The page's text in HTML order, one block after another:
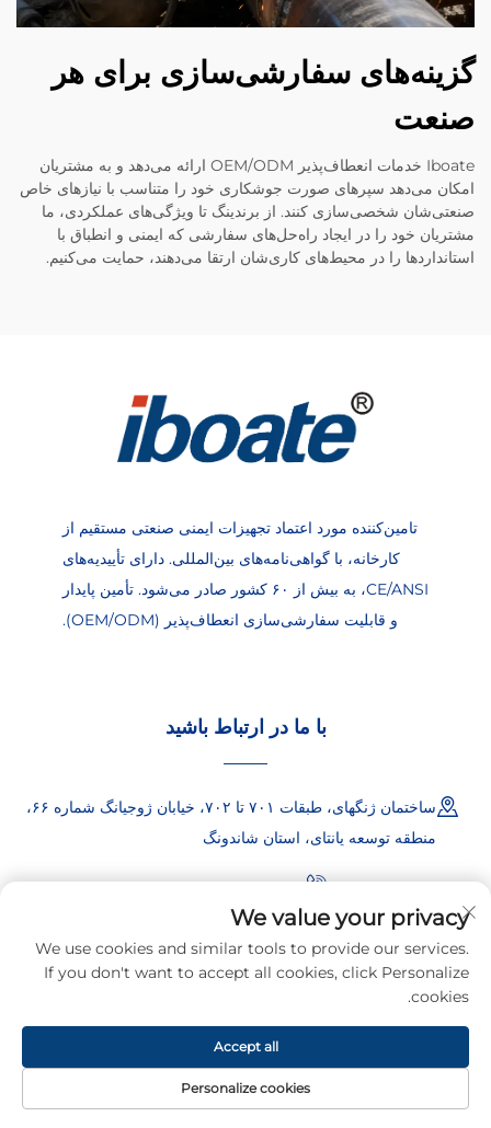
گزینه‌های سفارشی‌سازی برای هر
صنعت
Iboate خدمات انعطاف‌پذیر OEM/ODM ارائه می‌دهد و به مشتریان
امکان می‌دهد سپرهای صورت جوشکاری خود را متناسب با نیازهای خاص
صنعتی‌شان شخصی‌سازی کنند. از برندینگ تا ویژگی‌های عملکردی، ما
مشتریان خود را در ایجاد راه‌حل‌های سفارشی که ایمنی و انطباق با
استانداردها را در محیط‌های کاری‌شان ارتقا می‌دهند، حمایت می‌کنیم.
تامین‌کننده مورد اعتماد تجهیزات ایمنی صنعتی مستقیم از
کارخانه، با گواهی‌نامه‌های بین‌المللی. دارای تأییدیه‌های
CE/ANSI، به بیش از ۶۰ کشور صادر می‌شود. تأمین پایدار
و قابلیت سفارشی‌سازی انعطاف‌پذیر (OEM/ODM).
با ما در ارتباط باشید
ساختمان ژنگهای، طبقات ۷۰۱ تا ۷۰۲، خیابان ژوجیانگ شماره ۶۶،
منطقه توسعه یانتای، استان شاندونگ
+86-18865557722
+86-18865522722
[email protected]
کلیه حقوق این محتوا متعلق به شرکت فناوری امنیتی شاندونگ ایبوئت،
ش.م.م است. © ۲۰۲۶
سیاست حفظ حریم خصوصی
We value your privacy
We use cookies and similar tools to provide our services.
If you don't want to accept all cookies, click Personalize
cookies.
Personalize cookies
Accept all